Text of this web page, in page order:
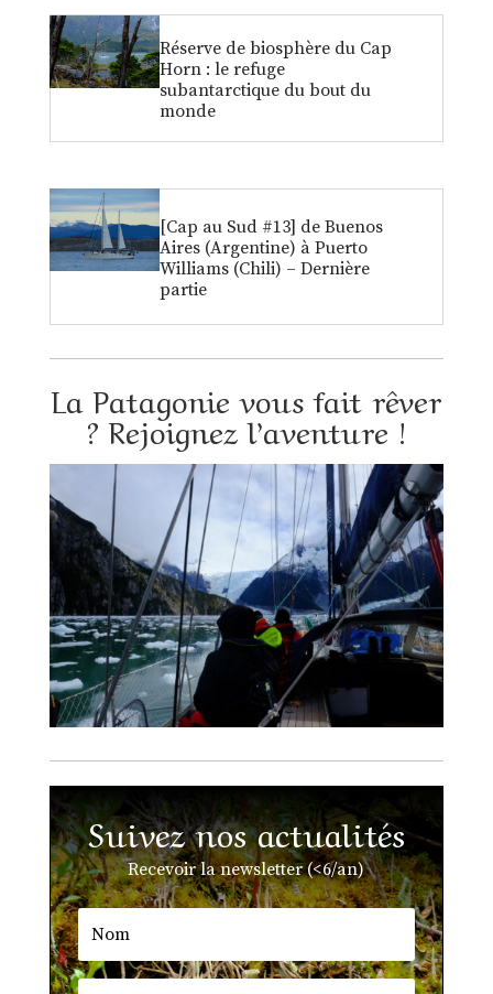
Réserve de biosphère du Cap
Horn : le refuge
subantarctique du bout du
monde
[Cap au Sud #13] de Buenos
Aires (Argentine) à Puerto
Williams (Chili) – Dernière
partie
La Patagonie vous fait rêver
? Rejoignez l’aventure !
Suivez nos actualités
Recevoir la newsletter (<6/an)